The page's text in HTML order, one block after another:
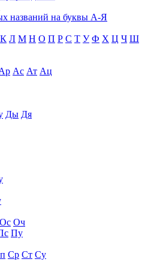
названий на буквы А-Я
К Л М Н О П Р С Т У Ф Х Ц Ч Ш
Ас Ат Ац
Ды Дя
Ос Оч
Пу
Ср Ст Су